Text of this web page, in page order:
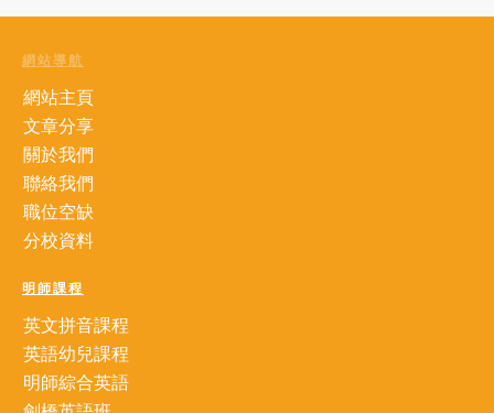
網站導航
網站主頁
文章分享
關於我們
聯絡我們
職位空缺
分校資料
明師課程
英文拼音課程
英語幼兒課程
明師綜合英語